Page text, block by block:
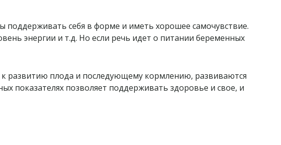
поддерживать себя в форме и иметь хорошее самочувствие.
энергии и т.д. Но если речь идет о питании беременных
развитию плода и последующему кормлению, развиваются
показателях позволяет поддерживать здоровье и свое, и